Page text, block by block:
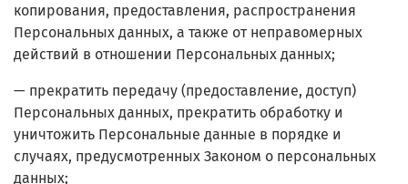
копирования, предоставления, распространения
Персональных данных, а также от неправомерных
действий в отношении Персональных данных;
— прекратить передачу (предоставление, доступ)
Персональных данных, прекратить обработку и
уничтожить Персональные данные в порядке и
случаях, предусмотренных Законом о персональных
данных;